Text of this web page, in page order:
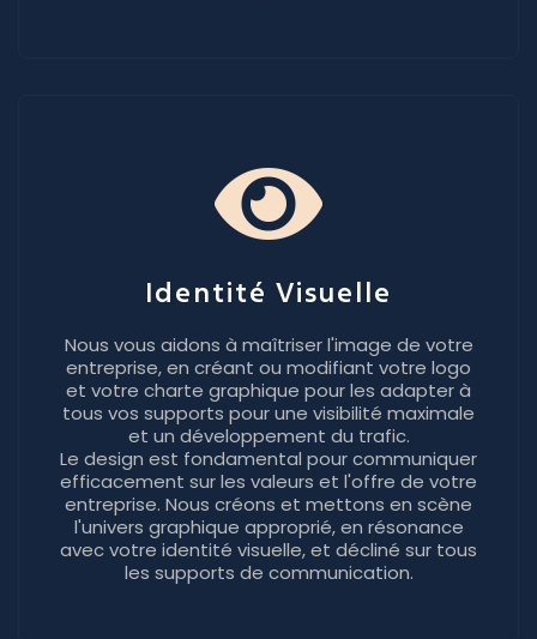
Identité Visuelle
Nous vous aidons à maîtriser l'image de votre
entreprise, en créant ou modifiant votre logo
et votre charte graphique pour les adapter à
tous vos supports pour une visibilité maximale
et un développement du trafic.
Le design est fondamental pour communiquer
efficacement sur les valeurs et l'offre de votre
entreprise. Nous créons et mettons en scène
l'univers graphique approprié, en résonance
avec votre identité visuelle, et décliné sur tous
les supports de communication.